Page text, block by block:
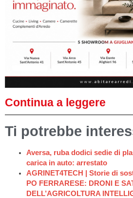
Continua a leggere
Ti potrebbe
Aversa, ruba dodici sedie di
carica in auto: arrestato
AGRINET4TECH | Storie di
PO FERRARESE: DRONI E
DELL’AGRICOLTURA